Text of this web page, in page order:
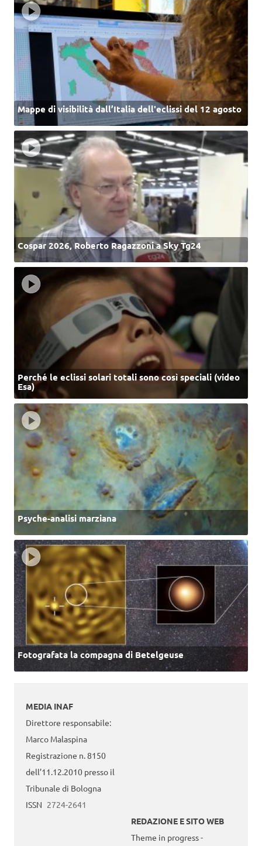
Mappe di visibilità dall’Italia dell'eclissi del 12 agosto
Cospar 2026, Roberto Ragazzoni a Sky Tg24
Perché le eclissi solari totali sono così speciali (video
Esa)
Psyche-analisi marziana
Fotografata la compagna di Betelgeuse
MEDIA INAF
Direttore responsabile:
Marco Malaspina
Registrazione n. 8150
dell’11.12.2010 presso il
Tribunale di Bologna
ISSN 2724-2641
REDAZIONE E SITO WEB
Theme in progress -